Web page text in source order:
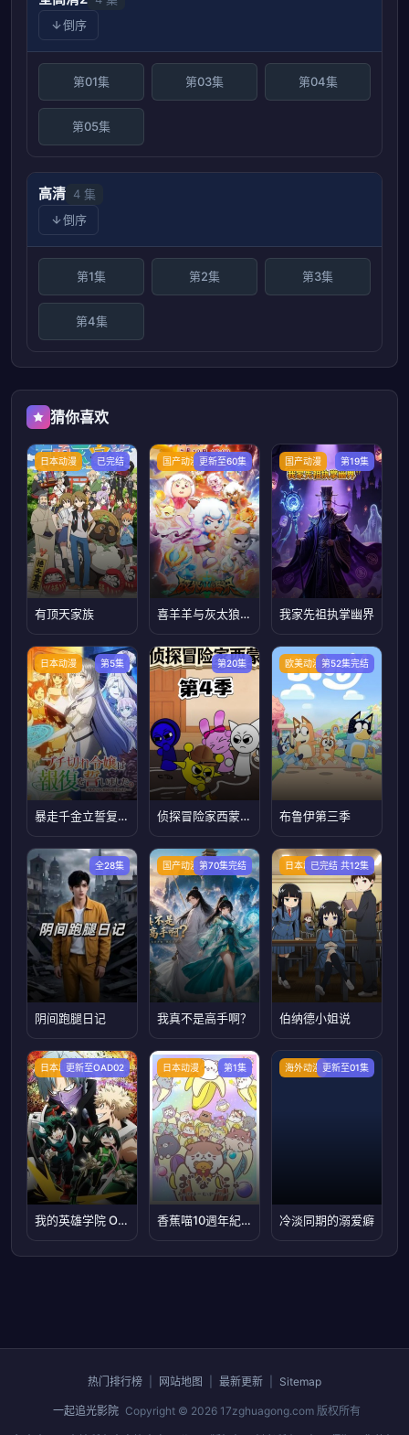
倒序
第01集 第03集 第04集
第05集
高清 4 集
倒序
第1集 第2集 第3集
第4集
猜你喜欢
日本动漫 已完结
有顶天家族
国产动漫 更新至60集
喜羊羊与灰太狼之破界山海诀
国产动漫 第19集
我家先祖执掌幽界
日本动漫 第5集
暴走千金立誓复仇用魔导书之力碾碎祖国
第20集
侦探冒险家西蒙第4季
欧美动漫 第52集完结
布鲁伊第三季
全28集
阴间跑腿日记
国产动漫 第70集完结
我真不是高手啊？
日本动漫已完结 共12集
伯纳德小姐说
日本动漫更新至OAD02
我的英雄学院 OVA
日本动漫 第1集
香蕉喵10週年紀念篇
海外动漫 更新至01集
冷淡同期的溺爱癖
热门排行榜 网站地图 最新更新 Sitemap
一起追光影院 Copyright © 2026 17zghuagong.com 版权所有